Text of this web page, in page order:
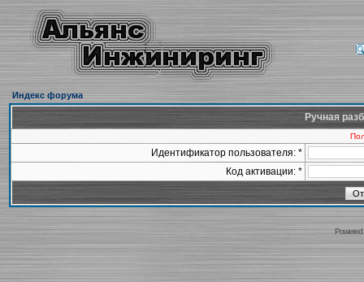
Индекс форума
Ручная
Идентификатор пользователя: *
Код активации: *